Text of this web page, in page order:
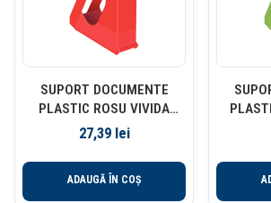
SUPORT DOCUMENTE
PLASTIC ROSU VIVIDA
EUROPOST ESSELTE
27,39 lei
ADAUGĂ ÎN COȘ